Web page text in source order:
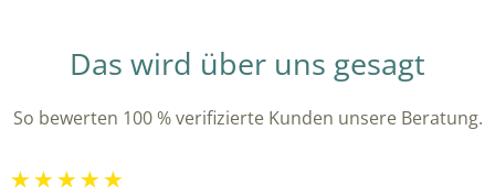
Das wird über uns gesagt
So bewerten 100 % verifizierte Kunden unsere Beratung.